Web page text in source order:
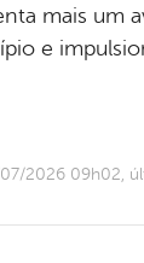
mais um
e
2026 09h02,